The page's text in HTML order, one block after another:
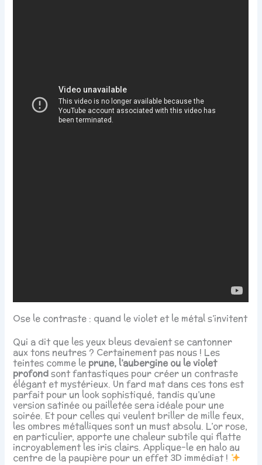
Ose le contraste : quand le violet et le métal s’invitent
Qui a dit que les yeux bleus devaient se cantonner
aux tons neutres ? Certainement pas nous ! Les
teintes comme le prune, l’aubergine ou le violet
profondsont fantastiques pour créer un contraste
élégant et mystérieux. Un fard mat dans ces tons est
parfait pour un look sophistiqué, tandis qu’une
version satinée ou pailletée sera idéale pour une
soirée. Et pour celles qui veulent briller de mille feux,
les ombres métalliques sont un must absolu. L’or rose,
en particulier, apporte une chaleur subtile qui flatte
incroyablement les iris clairs. Applique-le en halo au
centre de la paupière pour un effet 3D immédiat !